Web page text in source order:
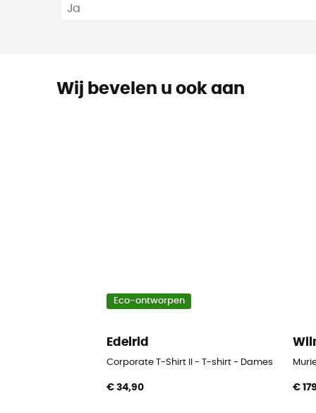
Ja
Wij bevelen u ook aan
Eco-ontworpen
Edelrid
Corporate T-Shirt II - T-shirt - Dames
€ 34,90 €